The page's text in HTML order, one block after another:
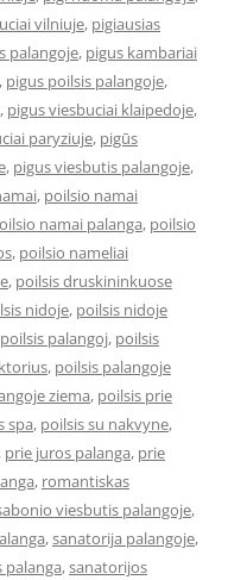
vilniuje, pigiausias
palangoje, pigus kambariai
, pigus poilsis palangoje,
, pigus viesbuciai klaipedoje,
paryziuje, pigūs
, pigus viesbutis palangoje,
, poilsio namai
namai palanga, poilsio
, poilsio nameliai
, poilsis druskininkuose
nidoje, poilsis nidoje
poilsis palangoj, poilsis
, poilsis palangoje
ziema, poilsis prie
spa, poilsis su nakvyne,
, prie juros palanga, prie
, romantiskas
viesbutis palangoje,
,sanatorija palangoje,
palanga,sanatorijos